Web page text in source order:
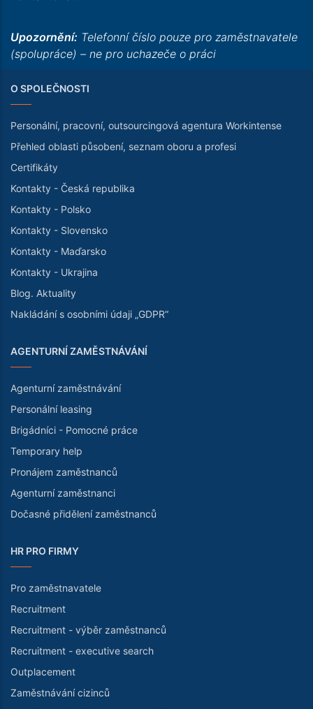
Upozornění: Telefonní číslo pouze pro zaměstnavatele
(spolupráce) – ne pro uchazeče o práci
O SPOLEČNOSTI
Personální, pracovní, outsourcingová agentura Workintense
Přehled oblasti působení, seznam oboru a profesi
Certifikáty
Kontakty - Česká republika
Kontakty - Polsko
Kontakty - Slovensko
Kontakty - Maďarsko
Kontakty - Ukrajina
Blog. Aktuality
Nakládání s osobními údaji „GDPR“
AGENTURNÍ ZAMĚSTNÁVÁNÍ
Agenturní zaměstnávání
Personální leasing
Brigádníci - Pomocné práce
Temporary help
Pronájem zaměstnanců
Agenturní zaměstnanci
Dočasné přidělení zaměstnanců
HR PRO FIRMY
Pro zaměstnavatele
Recruitment
Recruitment - výběr zaměstnanců
Recruitment - executive search
Outplacement
Zaměstnávání cizinců